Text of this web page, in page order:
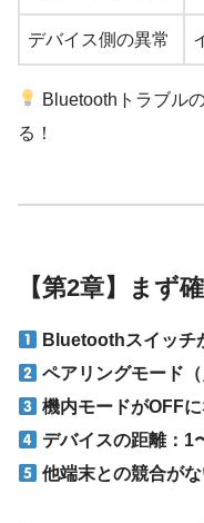
デバイス側の異常
Bluetoothトラブル
る！
【第2章】まず
Bluetoothスイッチ
ペアリングモード
機内モードがOFF
デバイスの距離：1
他端末との競合が